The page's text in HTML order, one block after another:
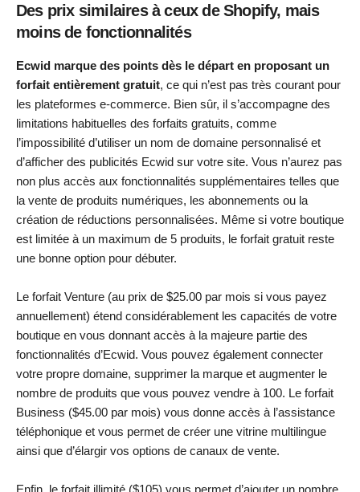
Des prix similaires à ceux de Shopify, mais
moins de fonctionnalités
Ecwid marque des points dès le départ en proposant un
forfait entièrement gratuit, ce qui n’est pas très courant pour
les plateformes e-commerce. Bien sûr, il s’accompagne des
limitations habituelles des forfaits gratuits, comme
l’impossibilité d’utiliser un nom de domaine personnalisé et
d’afficher des publicités Ecwid sur votre site. Vous n’aurez pas
non plus accès aux fonctionnalités supplémentaires telles que
la vente de produits numériques, les abonnements ou la
création de réductions personnalisées. Même si votre boutique
est limitée à un maximum de 5 produits, le forfait gratuit reste
une bonne option pour débuter.
Le forfait Venture (au prix de $25.00 par mois si vous payez
annuellement) étend considérablement les capacités de votre
boutique en vous donnant accès à la majeure partie des
fonctionnalités d’Ecwid. Vous pouvez également connecter
votre propre domaine, supprimer la marque et augmenter le
nombre de produits que vous pouvez vendre à 100. Le forfait
Business ($45.00 par mois) vous donne accès à l’assistance
téléphonique et vous permet de créer une vitrine multilingue
ainsi que d’élargir vos options de canaux de vente.
Enfin, le forfait illimité ($105) vous permet d’ajouter un nombre